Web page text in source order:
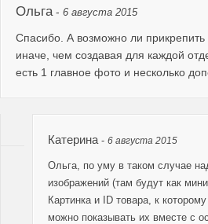
Ольга - 6 августа 2015
Спасибо. А возможно ли
иначе, чем создавая для каждой
есть 1 главное фото и несколько
Катерина- 6 августа 2015
Ольга, по уму в таком случае
изображений (там будут как
Картинка и ID товара, к
можно показывать их вместе с